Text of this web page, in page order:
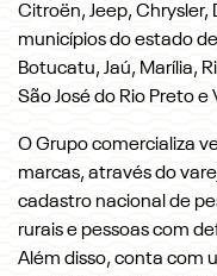
Citroën, Jeep,
municípios do estado
Botucatu, Jaú, Marília,
São José do Rio Preto
O Grupo comercializa
marcas, através do
cadastro nacional de
rurais e pessoas com
Além disso, conta com